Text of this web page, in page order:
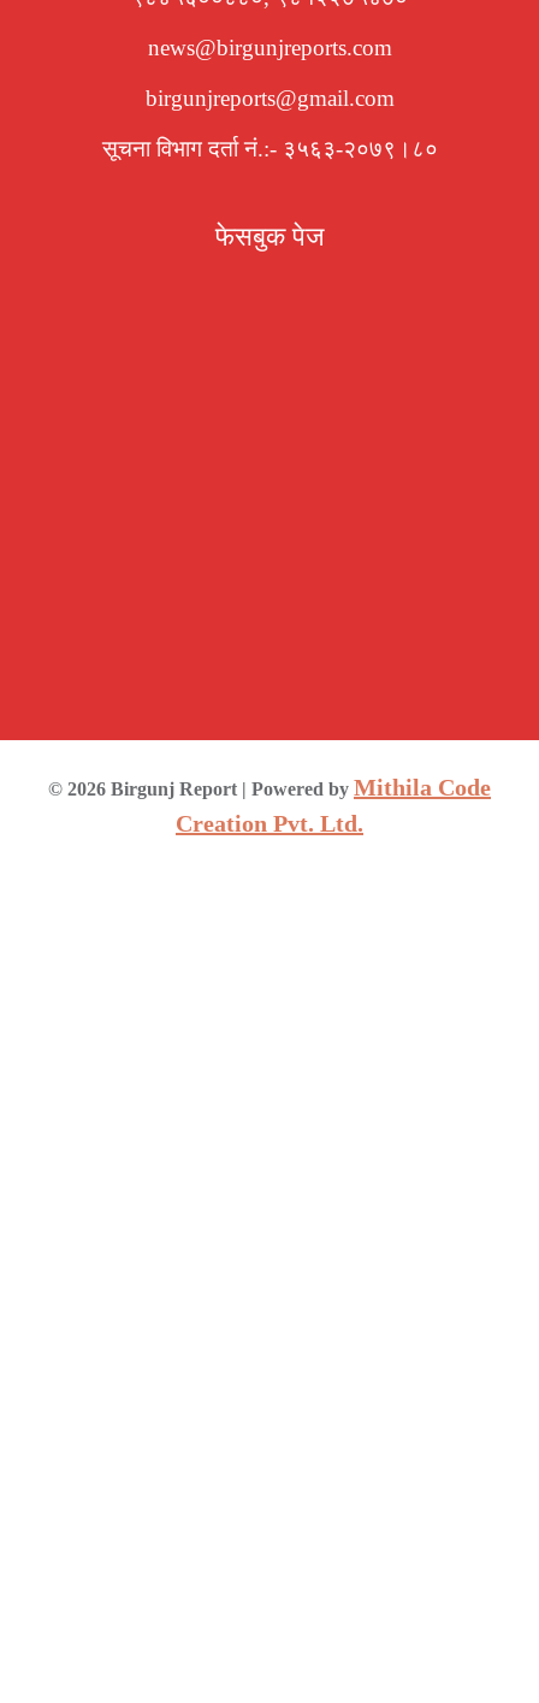
news@birgunjreports.com
birgunjreports@gmail.com
सूचना विभाग दर्ता नं.:- ३५६३-२०७९।८०
फेसबुक पेज
© 2026 Birgunj Report | Powered by Mithila Code
Creation Pvt. Ltd.